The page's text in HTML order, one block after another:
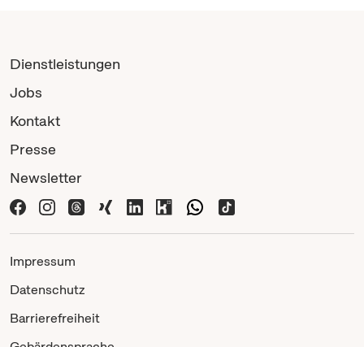
Dienstleistungen
Jobs
Kontakt
Presse
Newsletter
Impressum
Datenschutz
Barrierefreiheit